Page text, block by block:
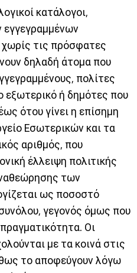
κατάλογοι,
τις πρόσφατες
δηλαδή άτομα που
πολίτες
εξωτερικό ή δημότες που
ότου γίνει η επίσημη
Εσωτερικών και τα
αριθμός, που
έλλειψη πολιτικής
των
ως ποσοστό
γεγονός όμως που
Οι
με τα κοινά στις
το αποφεύγουν λόγω